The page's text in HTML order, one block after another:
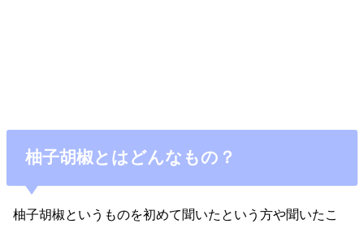
柚子胡椒とはどんなもの？
柚子胡椒というものを初めて聞いたという方や聞いたこ